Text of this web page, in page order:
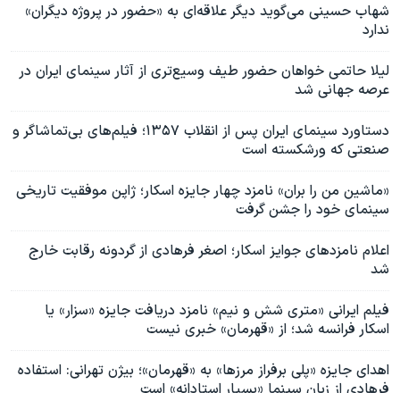
شهاب حسینی می‌گوید دیگر علاقه‌ای به «حضور در پروژه دیگران»
ندارد
لیلا حاتمی خواهان حضور طیف وسیع‌تری از آثار سینمای ایران در
عرصه‌ جهانی شد
دستاورد سینمای ایران پس از انقلاب ۱۳۵۷؛ فیلم‌های بی‌تماشاگر و
صنعتی که ورشکسته است
«ماشین من‌ را بران» نامزد چهار جایزه اسکار؛ ژاپن موفقیت تاریخی
سینمای خود را جشن گرفت
اعلام نامزدهای جوایز اسکار؛ اصغر فرهادی از گردونه رقابت خارج
شد
فیلم ایرانی «متری شش‌ و‌ نیم» نامزد دریافت جایزه «سزار» یا
اسکار فرانسه شد؛ از «قهرمان» خبری نیست
اهدای جایزه «پلی برفراز مرزها» به «قهرمان»؛ بیژن تهرانی: استفاده